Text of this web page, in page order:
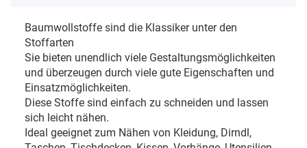
Baumwollstoffe sind die Klassiker unter den
Stoffarten
Sie bieten unendlich viele Gestaltungsmöglichkeiten
und überzeugen durch viele gute Eigenschaften und
Einsatzmöglichkeiten.
Diese Stoffe sind einfach zu schneiden und lassen
sich leicht nähen.
Ideal geeignet zum Nähen von Kleidung, Dirndl,